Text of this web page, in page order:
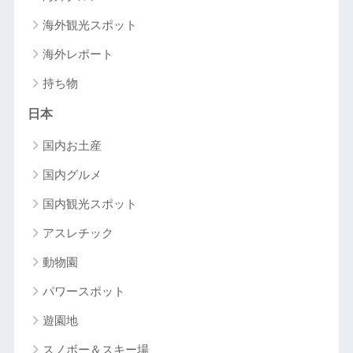
海外観光スポット
海外レポート
持ち物
日本
国内お土産
国内グルメ
国内観光スポット
アスレチック
動物園
パワースポット
遊園地
スノボー＆スキー場